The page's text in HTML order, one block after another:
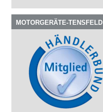
MOTORGERÄTE-TENSFELD